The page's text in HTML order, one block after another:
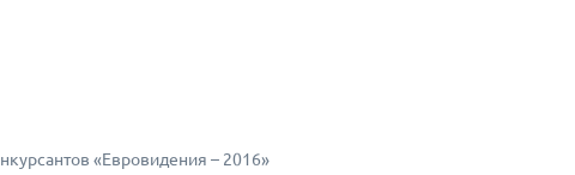
«Евровидения – 2016»